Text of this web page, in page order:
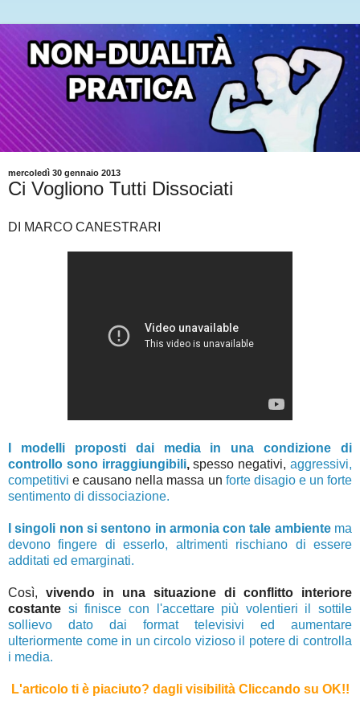
mercoledì 30 gennaio 2013
Ci Vogliono Tutti Dissociati
DI MARCO CANESTRARI
I modelli proposti dai media in una condizione di
controllo sono irraggiungibili,spesso negativi,aggressivi,
competitivi e causano nella massa un forte disagio e un forte
sentimento di dissociazione.
I singoli non si sentono in armonia con tale ambientema
devono fingere di esserlo, altrimenti rischiano di essere
additati ed emarginati.
Così, vivendo in una situazione di conflitto interiore
costante si finisce con l'accettare più volentieri il sottile
sollievo dato dai format televisivi ed aumentare
ulteriormente come in un circolo vizioso il potere di controlla
i media.
L'articolo ti è piaciuto? dagli visibilità Cliccando su OK!!